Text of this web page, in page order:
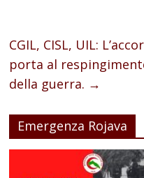
CGIL, CISL, UIL:
porta al
della guerra. →
Emergenza Rojava